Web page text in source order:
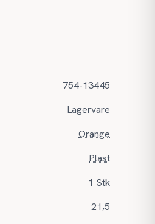
754-13445
Lagervare
Orange
Plast
1 Stk
21,5